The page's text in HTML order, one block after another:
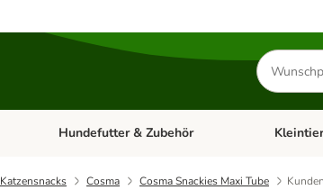
Produkte
suchen
Kategorie-Menü öffnen: Katzenfutter & Zubehör
Hundefutter & Zubehör
Katzensnacks Cosma Cosma Snackies Maxi Tube